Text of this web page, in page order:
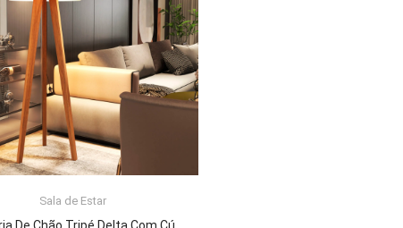
Sala de Estar
LER MAIS